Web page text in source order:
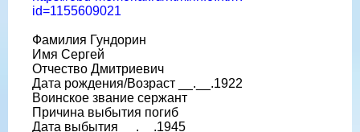
id=1155609021
Фамилия Гундорин
Имя Сергей
Отчество Дмитриевич
Дата рождения/Возраст __.__.1922
Воинское звание сержант
Причина выбытия погиб
Дата выбытия __.__.1945